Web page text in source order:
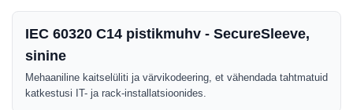
IEC 60320 C14 pistikmuhv - SecureSleeve,
sinine
Mehaaniline kaitselüliti ja värvikodeering, et vähendada tahtmatuid
katkestusi IT- ja rack-installatsioonides.